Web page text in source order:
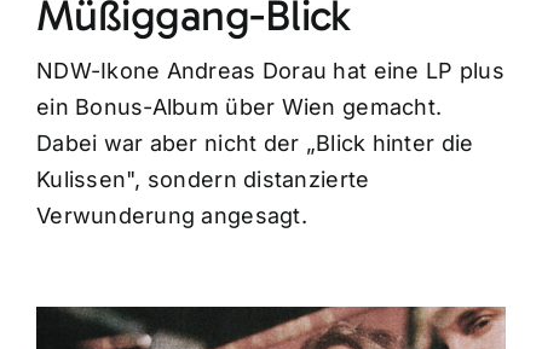
Müßiggang-Blick
NDW-Ikone Andreas Dorau hat eine LP plus
ein Bonus-Album über Wien gemacht.
Dabei war aber nicht der „Blick hinter die
Kulissen", sondern distanzierte
Verwunderung angesagt.